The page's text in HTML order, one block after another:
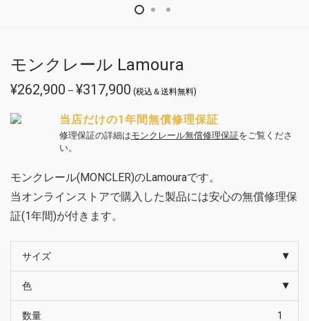
モンクレール Lamoura
¥262,900 – ¥317,900 価
格
¥262,900
–
¥317,900
(税込＆送料無料)
当店だけの1年間無償修理保証
修理保証の詳細はモンクレール無償修理保証をご覧くださ
い。
モンクレール(MONCLER)のLamouraです。
当オンラインストアで購入した製品には安心の無償修理保
証(1年間)が付きます。
サイズ
色
数量